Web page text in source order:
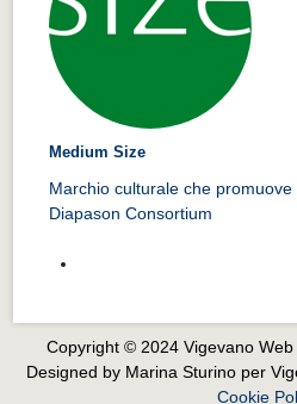
Medium Size
Marchio culturale che
Diapason Consortium
Copyright © 2024 Vigevano Web
Designed by Marina Sturino per
Cookie